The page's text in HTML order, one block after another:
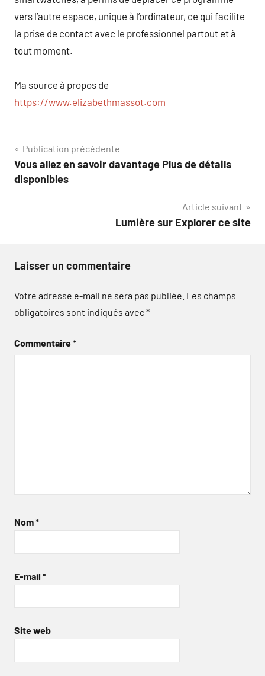
vers l’autre espace, unique à l’ordinateur, ce qui facilite
la prise de contact avec le professionnel partout et à
tout moment.
Ma source à propos de
https://www.elizabethmassot.com
Navigation
de
Publication précédente
Vous allez en savoir davantage Plus de détails
disponibles
Article suivant
Lumière sur Explorer ce site
Laisser un commentaire
Votre adresse e-mail ne sera pas publiée. Les champs
obligatoires sont indiqués avec*
Commentaire*
Nom*
E-mail *
Site web